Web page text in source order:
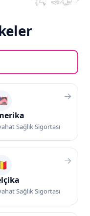
Sağlık Sigortası
→
Sağlık Sigortası
→